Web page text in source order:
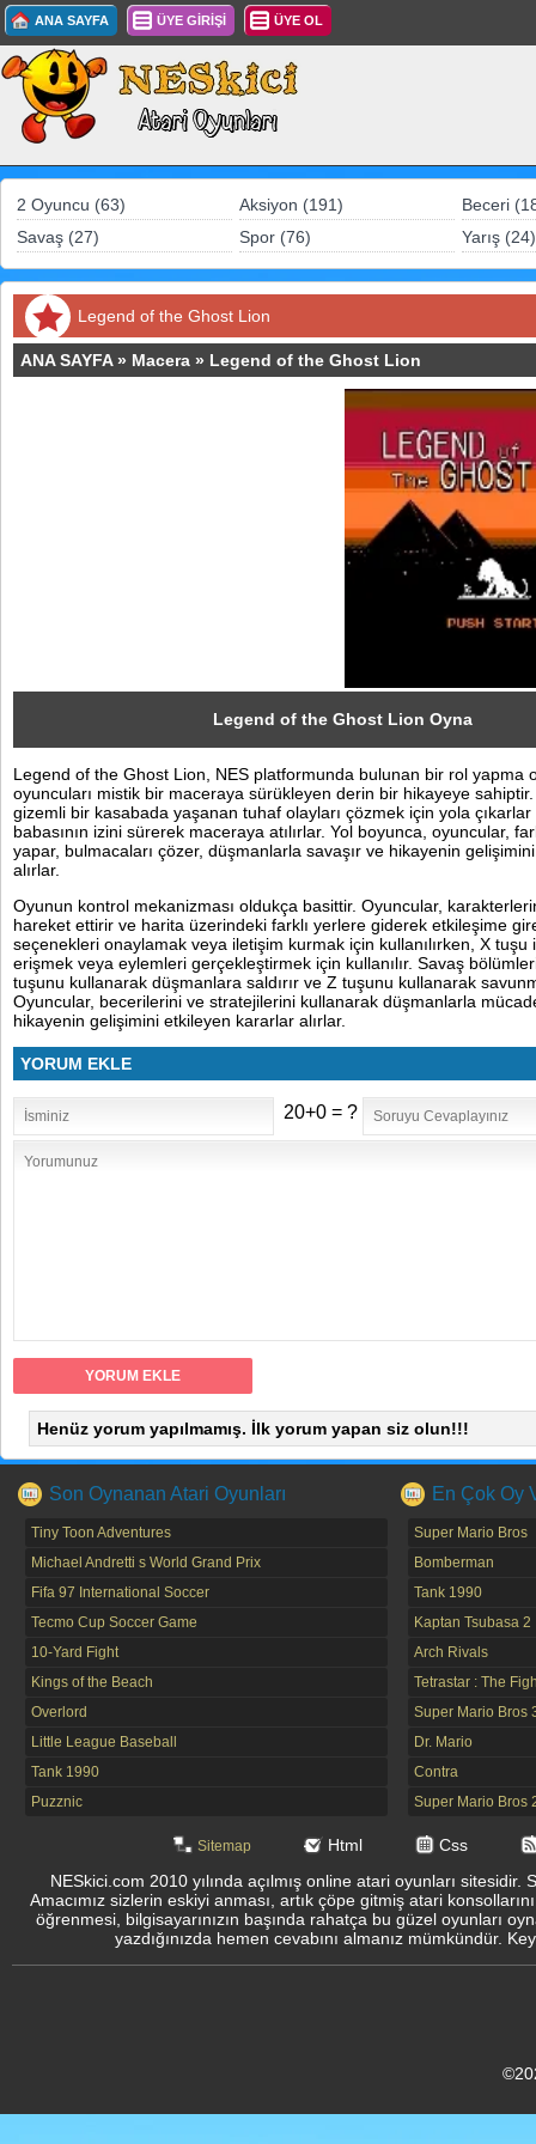
ANA SAYFA ÜYE GİRİŞİ ÜYE OL
Pinterest
2 Oyuncu (63) Aksiyon (191)
Beceri
Savaş (27)
Spor (76) Yarış (24)
Legend of the Ghost Lion
ANA SAYFA» Macera » Legend of the Ghost Lion
Legend of the Ghost Lion Oyna
Legend of the Ghost Lion, NES platformunda bulunan bir rol yapma
oyuncuları mistik bir maceraya sürükleyen derin bir hikayeye
gizemli bir kasabada yaşanan tuhaf olayları çözmek için yola
babasının izini sürerek maceraya atılırlar. Yol boyunca, oyuncular,
yapar, bulmacaları çözer, düşmanlarla savaşır ve hikayenin
alırlar.
Oyunun kontrol mekanizması oldukça basittir. Oyuncular,
hareket ettirir ve harita üzerindeki farklı yerlere giderek etkileşime
seçenekleri onaylamak veya iletişim kurmak için kullanılırken, X tuşu
erişmek veya eylemleri gerçekleştirmek için kullanılır. Savaş
tuşunu kullanarak düşmanlara saldırır ve Z tuşunu kullanarak
Oyuncular, becerilerini ve stratejilerini kullanarak düşmanlarla
hikayenin gelişimini etkileyen kararlar alırlar.
YORUM EKLE
20+0 = ?
Henüz yorum yapılmamış. İlk yorum yapan siz olun!!!
Son Oynanan Atari Oyunları
Tiny Toon Adventures
Michael Andretti s World Grand Prix
Fifa 97 International Soccer
Tecmo Cup Soccer Game
10-Yard Fight
Kings of the Beach
Overlord
Little League Baseball
Tank 1990
Puzznic
En Çok Oy
Super Mario Bros
Bomberman
Tank 1990
Kaptan Tsubasa 2
Arch Rivals
Tetrastar : The
Super Mario Bros
Dr. Mario
Contra
Super Mario Bros
Sitemap Html
Css
NESkici.com 2010 yılında açılmış online atari oyunları
Amacımız sizlerin eskiyi anması, artık çöpe gitmiş atari
öğrenmesi, bilgisayarınızın başında rahatça bu güzel oyunları
yazdığınızda hemen cevabını almanız mümkündür.